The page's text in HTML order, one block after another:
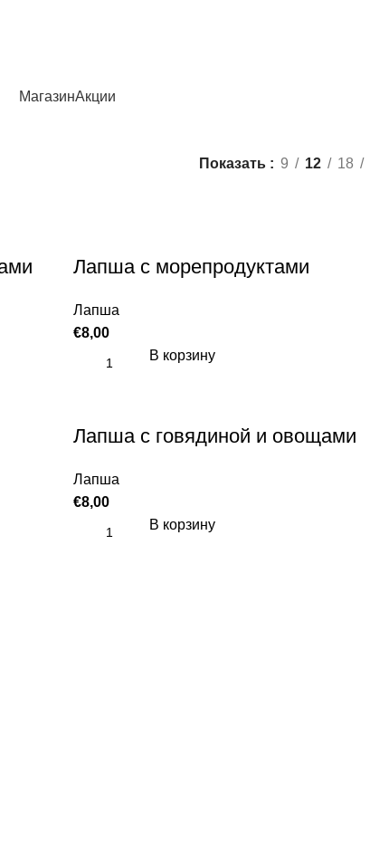
МагазинАкции
Показать 9 12 18
Лапша с морепродуктами
Лапша
€8,00
В корзину
Лапша с говядиной и овощами
Лапша
€8,00
В корзину